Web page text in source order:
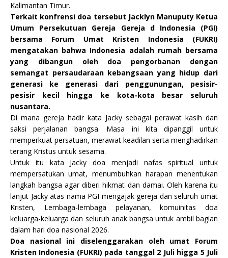
Kalimantan Timur.
Terkait konfrensi doa tersebut Jacklyn Manuputy Ketua
Umum Persekutuan Gereja Gereja d Indonesia (PGI)
bersama Forum Umat Kristen Indonesia (FUKRI)
mengatakan bahwa Indonesia adalah rumah bersama
yang dibangun oleh doa pengorbanan dengan
semangat persaudaraan kebangsaan yang hidup dari
generasi ke generasi dari penggunungan, pesisir-
pesisir kecil hingga ke kota-kota besar seluruh
nusantara.
Di mana gereja hadir kata Jacky sebagai perawat kasih dan
saksi perjalanan bangsa. Masa ini kita dipanggil untuk
memperkuat persatuan, merawat keadilan serta menghadirkan
terang Kristus untuk sesama.
Untuk itu kata Jacky doa menjadi nafas spiritual untuk
mempersatukan umat, menumbuhkan harapan menentukan
langkah bangsa agar diberi hikmat dan damai. Oleh karena itu
lanjut Jacky atas nama PGI mengajak gereja dan seluruh umat
Kristen, Lembaga-lembaga pelayanan, komuinitas doa
keluarga-keluarga dan seluruh anak bangsa untuk ambil bagian
dalam hari doa nasional 2026.
Doa nasional ini diselenggarakan oleh umat Forum
Kristen Indonesia (FUKRI) pada tanggal 2 Juli higga 5 Juli